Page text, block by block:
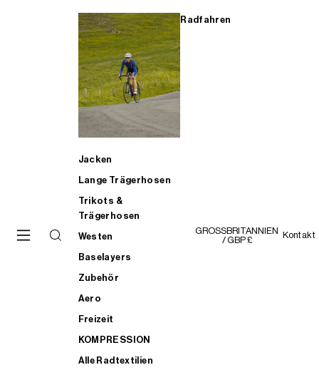
Radfahren
Jacken
Lange Trägerhosen
Trikots &
Trägerhosen
Westen
Baselayers
Zubehör
Aero
Freizeit
KOMPRESSION
Alle Radtextilien
GROSSBRITANNIEN
/ GBP £
Kontakt